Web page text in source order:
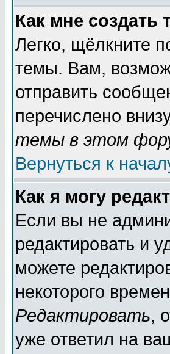
Как мне
Легко, щёлкните
темы. Вам,
отправить
перечислено
темы в этом
Вернуться к
Как я могу
Если вы не
редактировать и
можете
некоторого
Редактировать,
уже ответил на